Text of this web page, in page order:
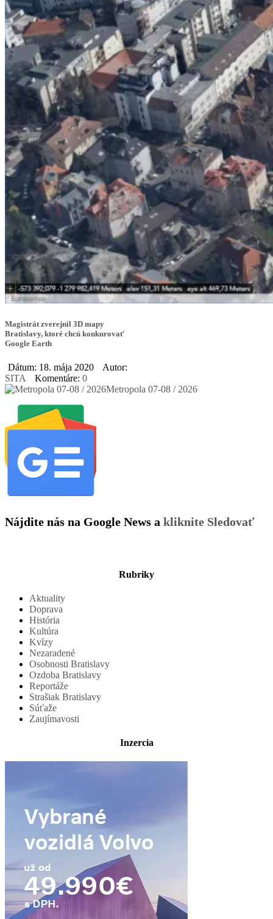
Magistrát zverejnil 3D mapy
Bratislavy, ktoré chcú konkurovať
Google Earth
Dátum: 18. mája 2020
Autor:
SITA
Komentáre: 0
Metropola 07-08 / 2026
Nájdite nás na Google News a kliknite Sledovať
Rubriky
Aktuality
Doprava
História
Kultúra
Kvízy
Nezaradené
Osobnosti Bratislavy
Ozdoba Bratislavy
Reportáže
Strašiak Bratislavy
Súťaže
Zaujímavosti
Inzercia